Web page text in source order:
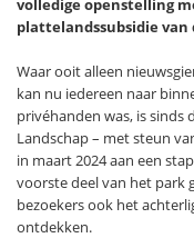
volledige openstelling
plattelandssubsidie
Waar ooit alleen
kan nu iedereen naar
privéhanden was, is sinds
Landschap – met steun
in maart 2024 aan een
voorste deel van het park
bezoekers ook het
ontdekken.